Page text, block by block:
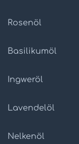
Rosenöl
Basilikumöl
Ingweröl
Lavendelöl
Nelkenöl